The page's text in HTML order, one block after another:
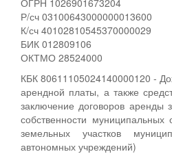
Р/сч 03100643000000013600
К/сч 40102810545370000029
БИК 012809106
ОКТМО 28524000
КБК 80611105024140000120 -
арендной платы, а также
заключение договоров аренды
собственности муниципальных
земельных участков
автономных учреждений)